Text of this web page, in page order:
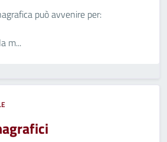
può avvenire per:
m...